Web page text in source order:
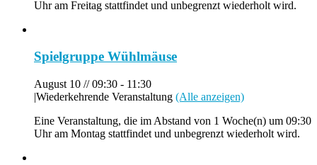
Uhr am Freitag stattfindet und unbegrenzt wiederholt wird.
Spielgruppe Wühlmäuse
August 10 // 09:30 - 11:30
|Wiederkehrende Veranstaltung (Alle anzeigen)
Eine Veranstaltung, die im Abstand von 1 Woche(n) um 09:30
Uhr am Montag stattfindet und unbegrenzt wiederholt wird.